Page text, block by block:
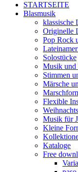
STARTSEITE
Blasmusik
klassische
Originelle
Pop Rock
Solostücke
Musik und
Stimmen
Märsche
Flexible
Musik für
Kleine
Kataloge
Free